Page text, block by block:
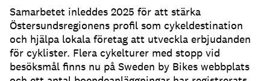
Samarbetet inleddes 2025 för att stärka
Östersundsregionens profil som cykeldestination
och hjälpa lokala företag att utveckla erbjudanden
för cyklister. Flera cykelturer med stopp vid
besöksmål finns nu på Sweden by Bikes webbplats